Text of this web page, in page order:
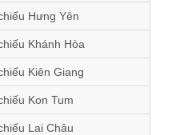
Hưng Yên
Khánh Hòa
Kiên Giang
Kon Tum
Lai Châu